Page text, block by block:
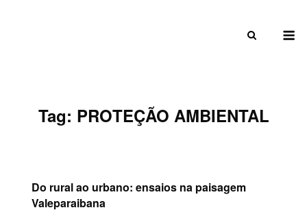
Tag: PROTEÇÃO AMBIENTAL
Do rural ao urbano: ensaios na paisagem
Valeparaibana